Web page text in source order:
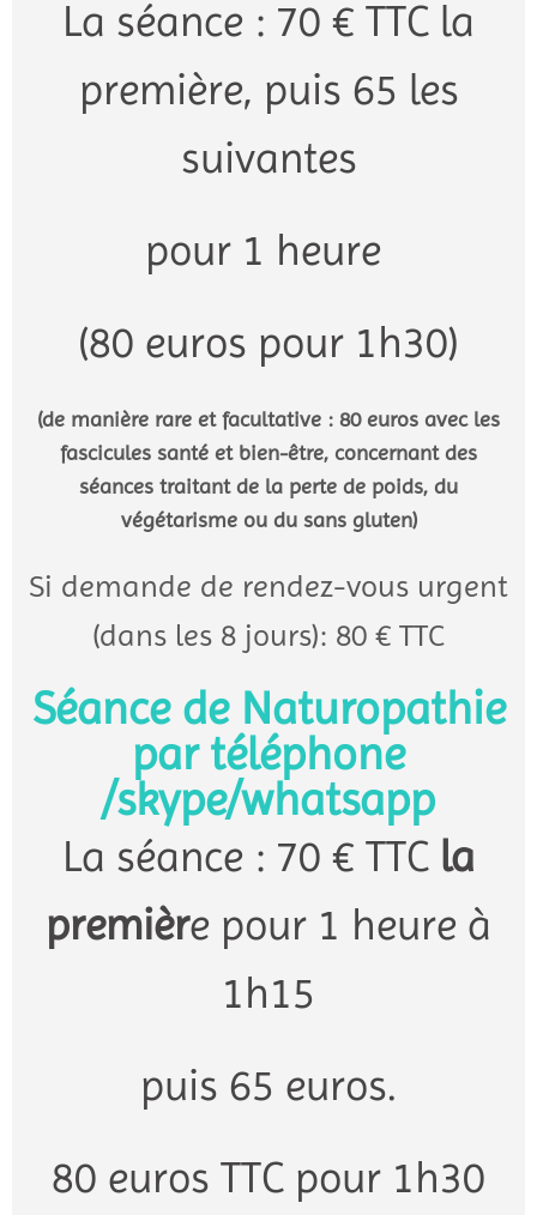
La séance : 70 € TTC la
première, puis 65 les
suivantes
pour 1 heure
(80 euros pour 1h30)
(de manière rare et facultative : 80 euros avec les
fascicules santé et bien-être, concernant des
séances traitant de la perte de poids, du
végétarisme ou du sans gluten)
Si demande de rendez-vous urgent
(dans les 8 jours): 80 € TTC
Séance de Naturopathie
par téléphone
/skype/whatsapp
La séance : 70 € TTC la
première pour 1 heure à
1h15
puis 65 euros.
80 euros TTC pour 1h30